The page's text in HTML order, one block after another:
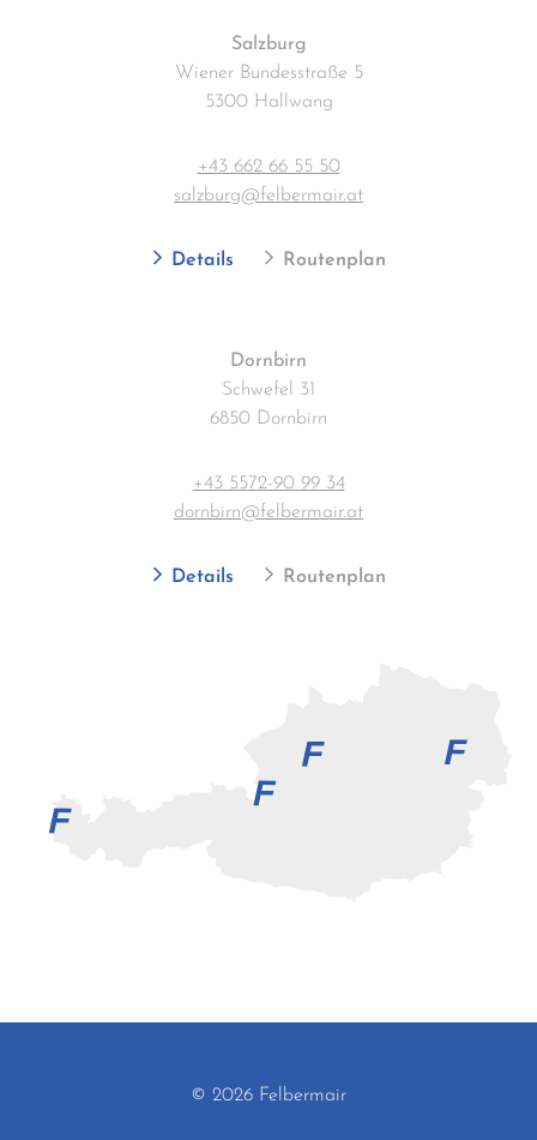
Salzburg
Wiener Bundesstraße 5
5300 Hallwang
+43 662 66 55 50
salzburg@felbermair.at
Details Routenplan
Dornbirn
Schwefel 31
6850 Dornbirn
+43 5572-90 99 34
dornbirn@felbermair.at
Details Routenplan
© 2026 Felbermair